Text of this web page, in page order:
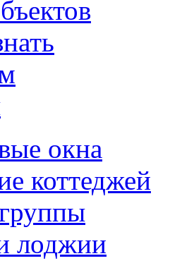
окна
коттеджей
лоджии